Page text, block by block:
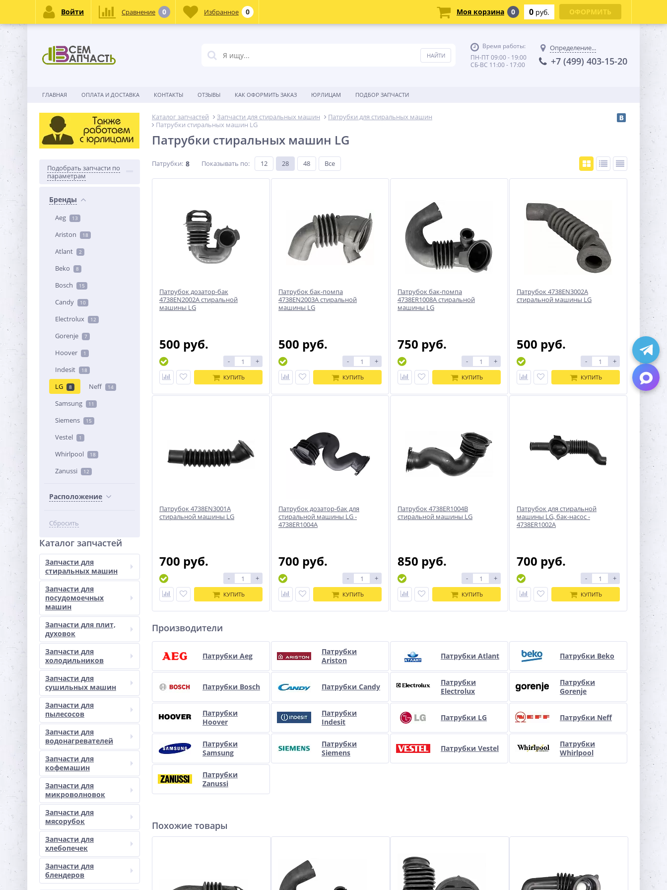
Время работы:
ПН-ПТ 09:00 - 19:00
СБ-ВС 11:00 - 17:00
Определение...
+7 (499) 403-15-20
ГЛАВНАЯ ОПЛАТА И ДОСТАВКА КОНТАКТЫ ОТЗЫВЫ КАК ОФОРМИТЬ ЗАКАЗ ЮРЛИЦАМ ПОДБОР ЗАПЧАСТИ
Подобрать запчасти по
параметрам
Бренды
Aeg 13
Ariston 18
Atlant 2
Beko 8
Bosch 15
Candy 10
Electrolux 12
Gorenje 7
Hoover 1
Indesit 18
LG 8 Neff 14
Samsung 11
Siemens 15
Vestel 1
Whirlpool 18
Zanussi 12
Расположение
Сбросить
Каталог запчастей
Запчасти для
стиральных машин
Запчасти для
посудомоечных
машин
Запчасти для плит,
духовок
Запчасти для
холодильников
Запчасти для
сушильных машин
Запчасти для
пылесосов
Запчасти для
водонагревателей
Запчасти для
кофемашин
Запчасти для
микроволновок
Запчасти для
мясорубок
Запчасти для
хлебопечек
Запчасти для
блендеров
Каталог запчастей Запчасти для стиральных машин
Патрубки для стиральных машин
Патрубки стиральных машин LG
Патрубки стиральных машин LG
Патрубки: 8 Показывать по: 12 28 48 Все
Патрубок дозатор-бак
4738EN2002A стиральной
машины LG
500 руб.
- +
КУПИТЬ
Патрубок бак-помпа
4738EN2003A стиральной
машины LG
500 руб.
- +
КУПИТЬ
Патрубок бак-помпа
4738ER1008A стиральной
машины LG
750 руб.
- +
КУПИТЬ
Патрубок 4738EN3002A
стиральной машины LG
500 руб.
- +
КУПИТЬ
Патрубок 4738EN3001A
стиральной машины LG
700 руб.
- +
КУПИТЬ
Патрубок дозатор-бак для
стиральной машины LG -
4738ER1004A
700 руб.
- +
КУПИТЬ
Патрубок 4738ER1004B
стиральной машины LG
850 руб.
- +
КУПИТЬ
Патрубок для стиральной
машины LG, бак-насос -
4738ER1002A
700 руб.
- +
КУПИТЬ
Производители
Патрубки Aeg
Патрубки
Ariston
Патрубки Atlant Патрубки Beko
Патрубки Bosch Патрубки Candy
Патрубки
Electrolux
Патрубки
Gorenje
Патрубки
Hoover
Патрубки
Indesit
Патрубки LG Патрубки Neff
Патрубки
Samsung
Патрубки
Siemens
Патрубки Vestel
Патрубки
Whirlpool
Патрубки
Zanussi
Похожие товары
Войти Сравнение 0 Избранное 0 Моя корзина 0 0 руб. ОФОРМИТЬ